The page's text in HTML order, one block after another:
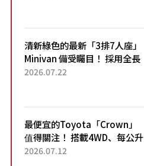
清新綠色的最新「3排7人座」
Minivan 備受矚目！ 採用全長
4.7公尺剛剛好的車身尺寸與
2026.07.22
最便宜的Toyota「Crown」
值得關注！ 搭載4WD、每公升
22.4公里低油耗表現超亮眼！
2026.07.12